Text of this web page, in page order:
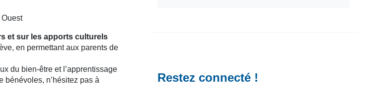
et sur les apports culturels
en permettant aux parents de
du bien-être et l’apprentissage
n’hésitez pas à
Restez connecté !